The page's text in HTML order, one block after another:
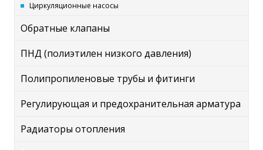
Циркуляционные насосы
Обратные клапаны
ПНД (полиэтилен низкого давления)
Полипропиленовые трубы и фитинги
Регулирующая и предохранительная арматура
Радиаторы отопления